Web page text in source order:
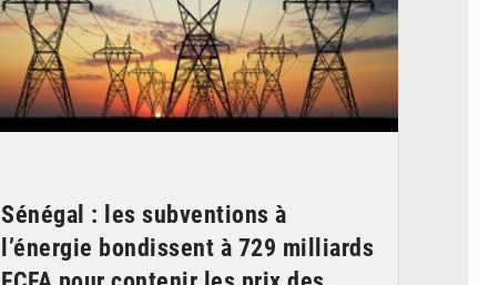
Sénégal : les subventions à
l’énergie bondissent à 729 milliards